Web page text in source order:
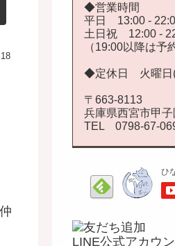
◆営業時間
平日 13:00 -
土日祝 12:00 -
（19:00以降は予
◆定休日 火曜日(
〒663-8113
兵庫県西宮市甲
TEL 0798-67-
LINE公式アカウ